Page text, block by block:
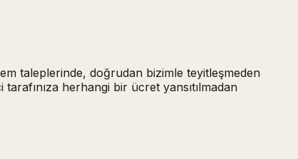
taleplerinde, doğrudan bizimle teyitleşmeden
herhangi bir ücret yansıtılmadan